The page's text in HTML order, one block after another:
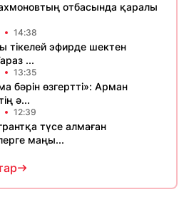
отбасында қаралы
14:38
тікелей эфирде шектен
...
13:35
бәрін өзгертті»: Арман
ә...
12:39
түсе алмаған
маңы...